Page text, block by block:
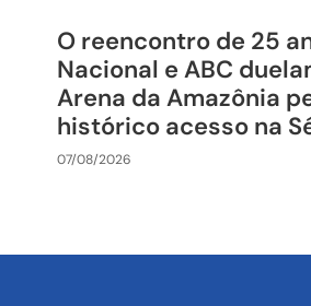
O reencontro de 25
Nacional e ABC
Arena da Amazônia
histórico acesso na
07/08/2026